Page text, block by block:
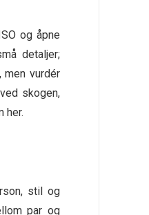
og åpne
detaljer;
vurdér
skogen,
her.
stil og
par og